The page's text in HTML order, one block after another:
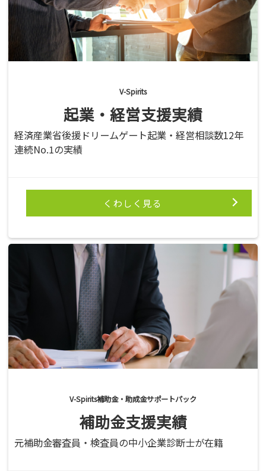
V-Spirits
起業・経営支援実績
経済産業省後援ドリームゲート起業・経営相談数12年
連続No.1の実績
くわしく見る
V-Spirits補助金・助成金サポートパック
補助金支援実績
元補助金審査員・検査員の中小企業診断士が在籍